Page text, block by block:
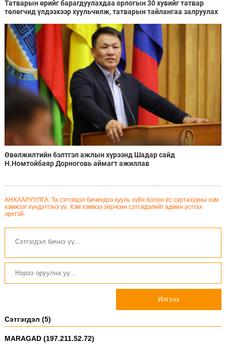
Татварын өрийг барагдуулахдаа орлогын 30 хувийг татвар
төлөгчид үлдээхээр хуульчилж, татварын тайлангаа залруулах
Өвөлжилтийн бэлтгэл ажлын хүрээнд Шадар сайд
Н.Номтойбаяр Дорноговь аймагт ажиллав
АНХААРУУЛГА: Та сэтгэгдэл бичихдээ хууль зүйн болон ёс суртахууны хэм
хэмжээг хүндэтгэнэ үү. Хэм хэмжээ зөрчсөн сэтгэгдэлийг админ устгах
эрхтэй.
Илгээх
Сэтгэгдэл (5)
MARAGAD (197.211.52.72)